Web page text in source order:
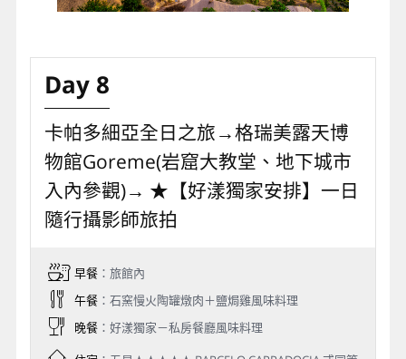
Day 8
卡帕多細亞全日之旅→格瑞美露天博